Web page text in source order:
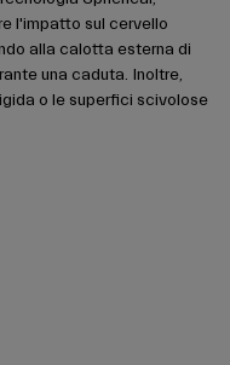
l'impatto sul cervello
alla calotta esterna di
una caduta. Inoltre,
o le superfici scivolose